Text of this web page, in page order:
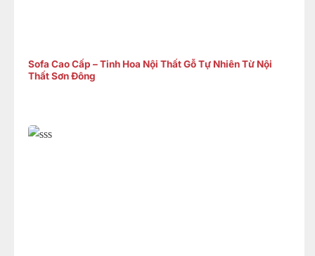
Sofa Cao Cấp – Tinh Hoa Nội Thất Gỗ Tự Nhiên Từ Nội
Thất Sơn Đông